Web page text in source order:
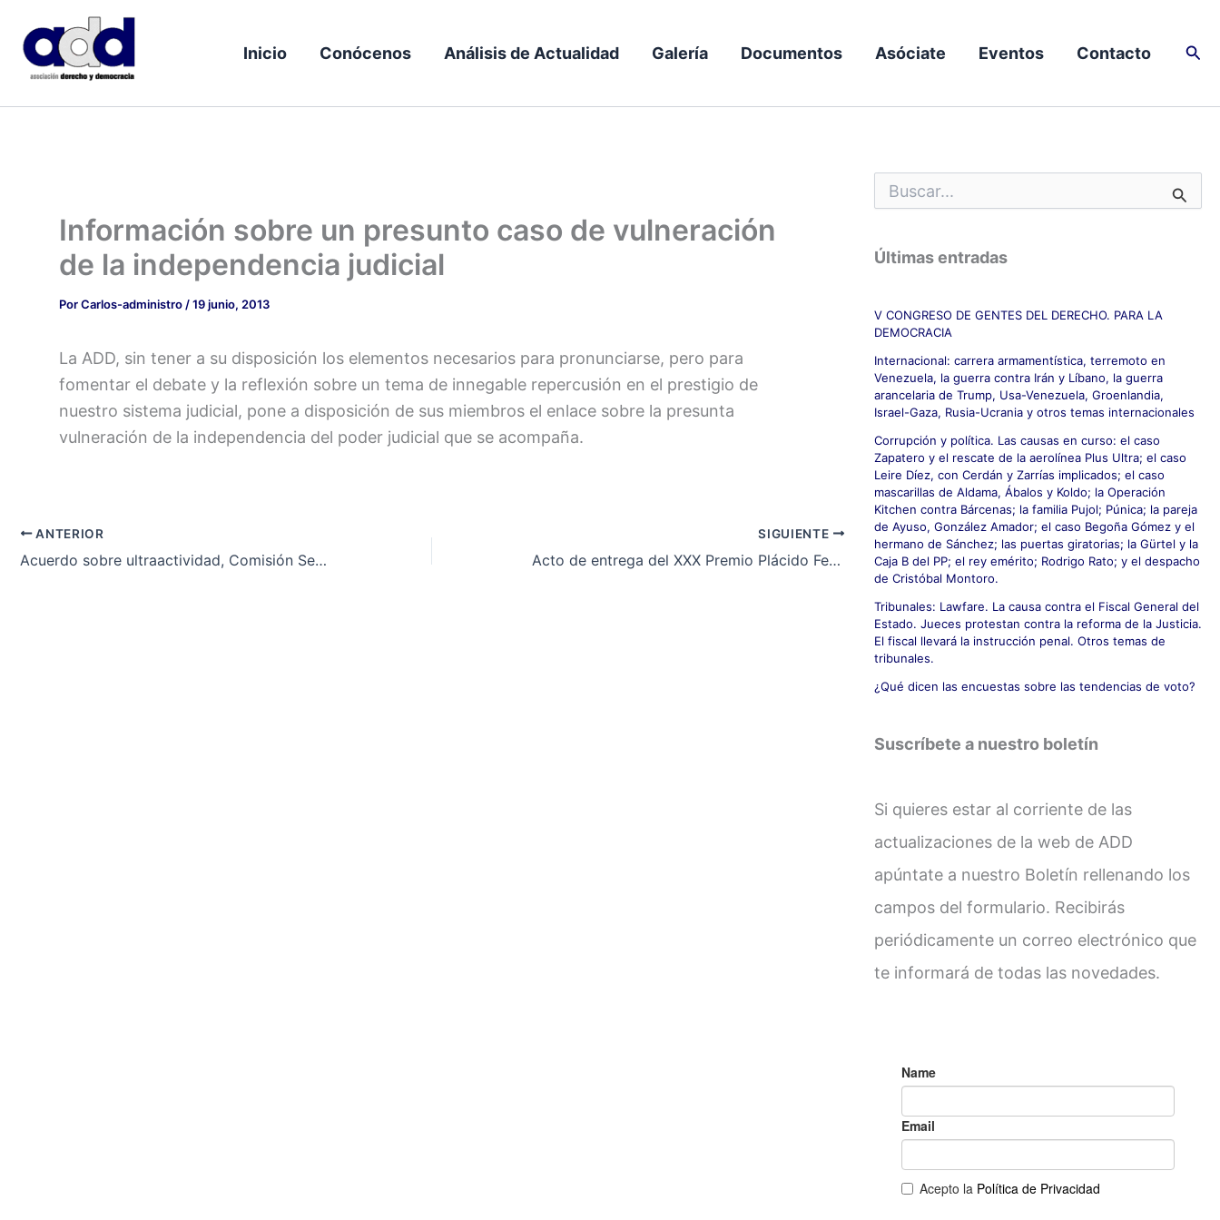
contenido
Inicio Conócenos Análisis de Actualidad Galería Documentos Asóciate Eventos Contacto
Información sobre un presunto caso de vulneración
de la independencia judicial
PorCarlos-administro /19 junio, 2013
La ADD, sin tener a su disposición los elementos necesarios para pronunciarse, pero para
fomentar el debate y la reflexión sobre un tema de innegable repercusión en el prestigio de
nuestro sistema judicial, pone a disposición de sus miembros el enlace sobre la presunta
vulneración de la independencia del poder judicial que se acompaña.
ANTERIOR
Acuerdo sobre ultraactividad, Comisión Seguimiento II Acuerdo negociación colectiva
SIGUIENTE
Acto de entrega del XXX Premio Plácido Fernández Viagas 2013
u
c
a
o
r
:
Últimas entradas
V CONGRESO DE GENTES DEL DERECHO. PARA LA
DEMOCRACIA
Internacional: carrera armamentística, terremoto en
Venezuela, la guerra contra Irán y Líbano, la guerra
arancelaria de Trump, Usa-Venezuela, Groenlandia,
Israel-Gaza, Rusia-Ucrania y otros temas internacionales
Corrupción y política. Las causas en curso: el caso
Zapatero y el rescate de la aerolínea Plus Ultra; el caso
Leire Díez, con Cerdán y Zarrías implicados; el caso
mascarillas de Aldama, Ábalos y Koldo; la Operación
Kitchen contra Bárcenas; la familia Pujol; Púnica; la pareja
de Ayuso, González Amador; el caso Begoña Gómez y el
hermano de Sánchez; las puertas giratorias; la Gürtel y la
Caja B del PP; el rey emérito; Rodrigo Rato; y el despacho
de Cristóbal Montoro.
Tribunales: Lawfare. La causa contra el Fiscal General del
Estado. Jueces protestan contra la reforma de la Justicia.
El fiscal llevará la instrucción penal. Otros temas de
tribunales.
¿Qué dicen las encuestas sobre las tendencias de voto?
Suscríbete a nuestro boletín
Si quieres estar al corriente de las
actualizaciones de la web de ADD
apúntate a nuestro Boletín rellenando los
campos del formulario. Recibirás
periódicamente un correo electrónico que
te informará de todas las novedades.